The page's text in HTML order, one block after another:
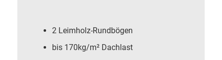
2 Leimholz-Rundbögen
bis 170kg/m² Dachlast